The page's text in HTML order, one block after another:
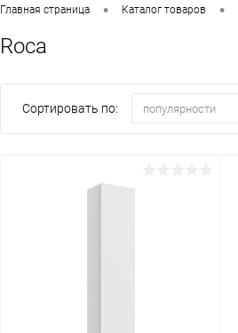
Главная страница • Каталог товаров •
Roca
Сортировать по: популярности